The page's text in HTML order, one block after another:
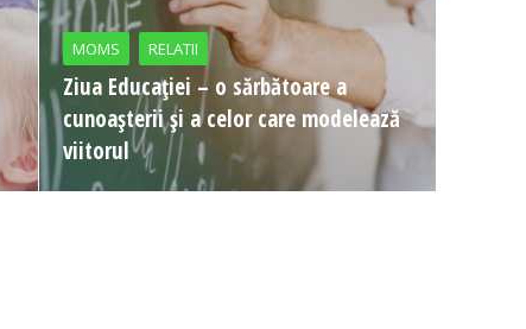
MOMS RELATII
Ziua Educației – o sărbătoare a
cunoașterii și a celor care modelează
viitorul